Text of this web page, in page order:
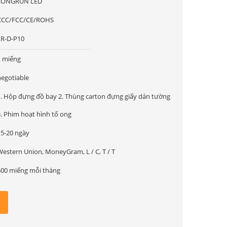
FCC/CE/ROHS
D-P10
miếng
Hộp đựng đồ bay 2. Thùng carton đựng giấy dán tường
Phim hoạt hình tổ ong
20 ngày
Union, MoneyGram, L / C, T / T
miếng mỗi tháng